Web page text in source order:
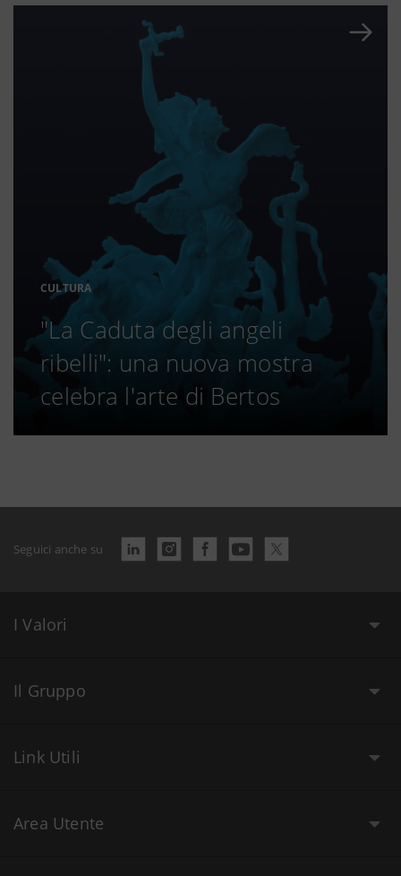
CULTURA
"La Caduta degli angeli
ribelli": una nuova mostra
celebra l'arte di Bertos
Seguici anche su
I Valori
Il Gruppo
Link Utili
Area Utente